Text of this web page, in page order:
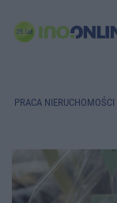
PRACA NIERUCHOMOŚCI